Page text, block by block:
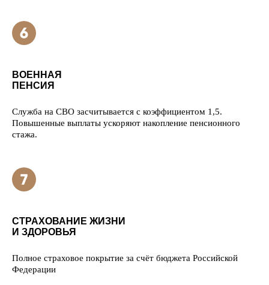
ВОЕННАЯ
ПЕНСИЯ
Служба на СВО засчитывается с коэффициентом 1,5.
Повышенные выплаты ускоряют накопление пенсионного
стажа.
СТРАХОВАНИЕ ЖИЗНИ
И ЗДОРОВЬЯ
Полное страховое покрытие за счёт бюджета Российской
Федерации